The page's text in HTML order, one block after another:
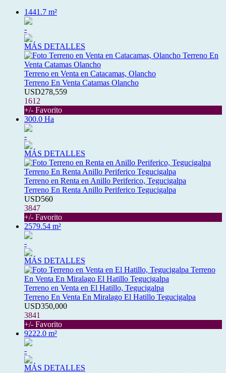
1441.7 m²
-
MÁS DETALLES
Terreno en Venta en Catacamas, Olancho
Terreno En Venta Catamas Olancho
USD278,559
1612
+/- Favorito
300.0 Ha
-
MÁS DETALLES
Terreno en Renta en Anillo Periferico, Tegucigalpa
Terreno En Renta Anillo Periferico Tegucigalpa
USD560
3847
+/- Favorito
2579.54 m²
-
MÁS DETALLES
Terreno en Venta en El Hatillo, Tegucigalpa
Terreno En Venta En Miralago El Hatillo Tegucigalpa
USD350,000
3841
+/- Favorito
9222.0 m²
-
MÁS DETALLES